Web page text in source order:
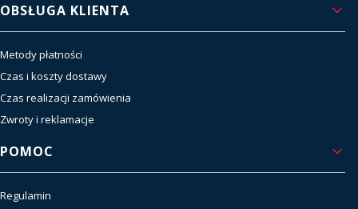
OBSŁUGA KLIENTA
Metody płatności
Czas i koszty dostawy
Czas realizacji zamówienia
Zwroty i reklamacje
POMOC
Regulamin